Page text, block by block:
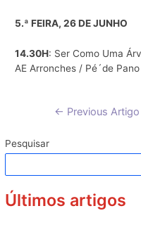
5.ª FEIRA, 26 DE JUNHO
14.30H: Ser Como Uma
AE Arronches / Pé´de Pano
Navegação
artigos
← Previous Artigo
Pesquisar
Últimos artigos